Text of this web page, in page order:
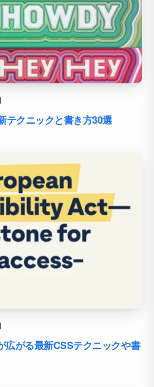
テクニックと書き方30選
広がる最新CSSテクニックや書